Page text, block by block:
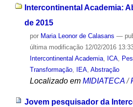
Intercontinental Academia:
de 2015
por Maria Leonor de Calasans —
última modificação12/02/2016
Intercontinental Academia, ICA,
Transformação, IEA, Abstração
Localizado em MIDIATECA /
Jovem pesquisador da